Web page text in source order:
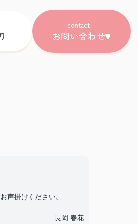
contact
お問い合わせ
声掛けください。
長岡 春花